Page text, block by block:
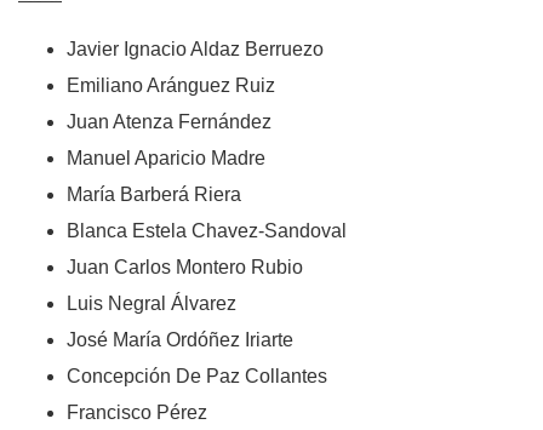
Javier Ignacio Aldaz Berruezo
Emiliano Aránguez Ruiz
Juan Atenza Fernández
Manuel Aparicio Madre
María Barberá Riera
Blanca Estela Chavez-Sandoval
Juan Carlos Montero Rubio
Luis Negral Álvarez
José María Ordóñez Iriarte
Concepción De Paz Collantes
Francisco Pérez